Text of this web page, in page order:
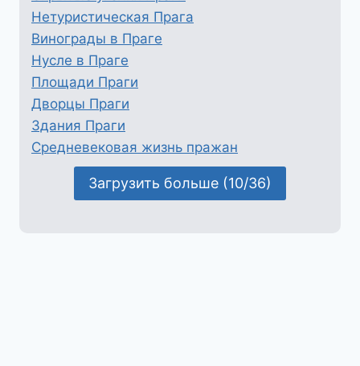
Нетуристическая Прага
Винограды в Праге
Нусле в Праге
Площади Праги
Дворцы Праги
Здания Праги
Средневековая жизнь пражан
Загрузить больше (10/36)